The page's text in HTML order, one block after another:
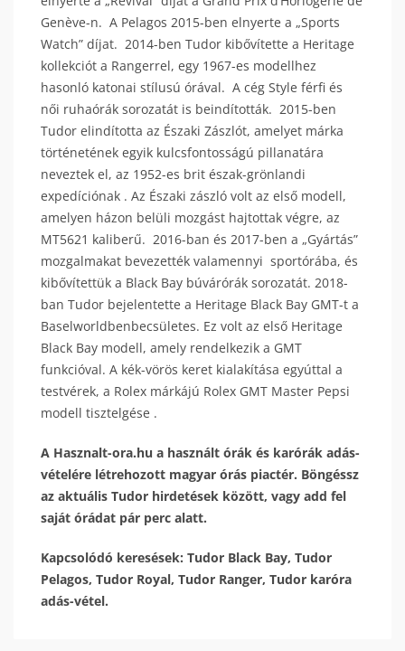
Genève-n. A Pelagos 2015-ben elnyerte a „Sports
Watch” díjat. 2014-ben Tudor kibővítette a Heritage
kollekciót a Rangerrel, egy 1967-es modellhez
hasonló katonai stílusú órával. A cég Style férfi és
női ruhaórák sorozatát is beindították. 2015-ben
Tudor elindította az Északi Zászlót, amelyet márka
történetének egyik kulcsfontosságú pillanatára
neveztek el, az 1952-es brit észak-grönlandi
expedíciónak . Az Északi zászló volt az első modell,
amelyen házon belüli mozgást hajtottak végre, az
MT5621 kaliberű. 2016-ban és 2017-ben a „Gyártás”
mozgalmakat bevezették valamennyi sportórába, és
kibővítettük a Black Bay búvárórák sorozatát. 2018-
ban Tudor bejelentette a Heritage Black Bay GMT-t a
Baselworldbenbecsületes. Ez volt az első Heritage
Black Bay modell, amely rendelkezik a GMT
funkcióval. A kék-vörös keret kialakítása egyúttal a
testvérek, a Rolex márkájú Rolex GMT Master Pepsi
modell tisztelgése .
A Hasznalt-ora.hu a használt órák és karórák adás-
vételére létrehozott magyar órás piactér. Böngéssz
az aktuális Tudor hirdetések között, vagy add fel
saját órádat pár perc alatt.
Kapcsolódó keresések: Tudor Black Bay, Tudor
Pelagos, Tudor Royal, Tudor Ranger, Tudor karóra
adás-vétel.